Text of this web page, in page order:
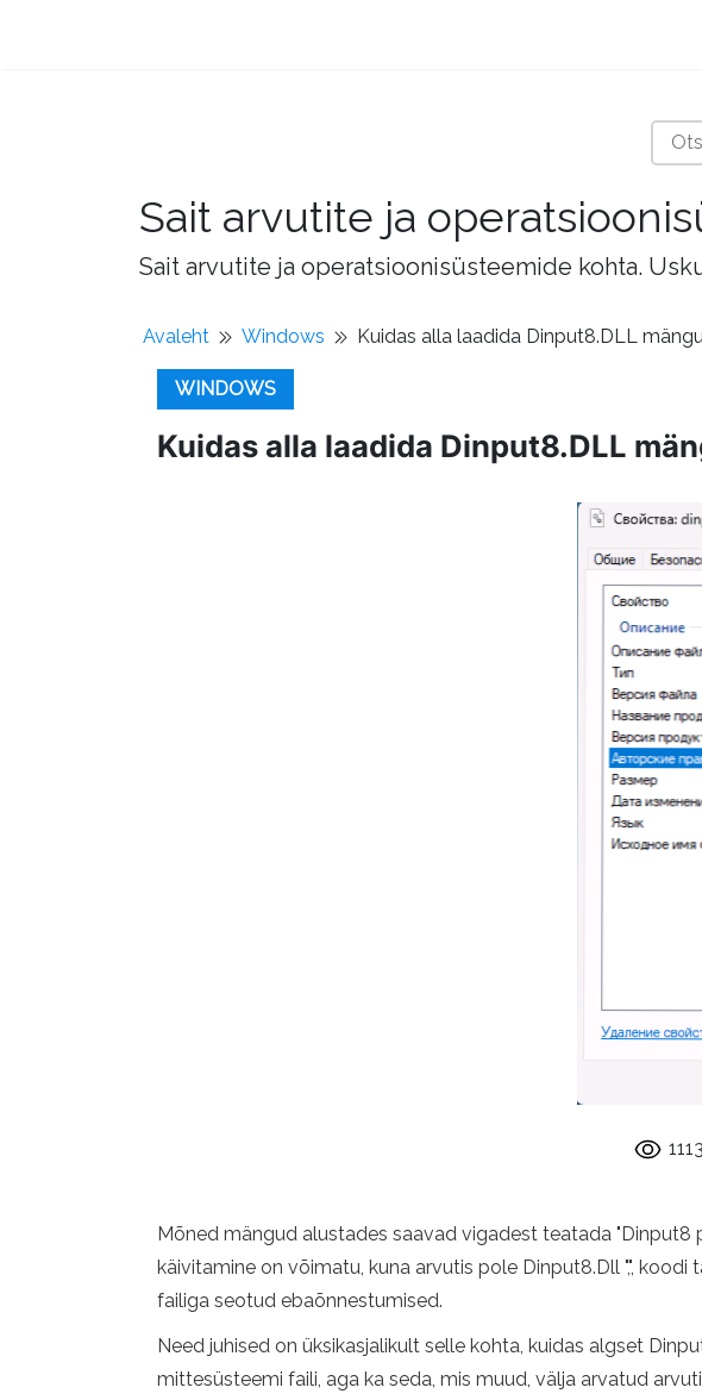
Sait arvutite ja
Sait arvutite ja operatsioonisüsteemide kohta.
Avaleht Windows Kuidas alla laadida Dinput8.DLL
WINDOWS
Kuidas alla laadida Dinput8.DLL
1113
Mõned mängud alustades saavad vigadest teatada "Dinput8
käivitamine on võimatu, kuna arvutis pole Dinput8.Dll ",",
failiga seotud ebaõnnestumised.
Need juhised on üksikasjalikult selle kohta, kuidas algset
mittesüsteemi faili, aga ka seda, mis muud, välja arvatud